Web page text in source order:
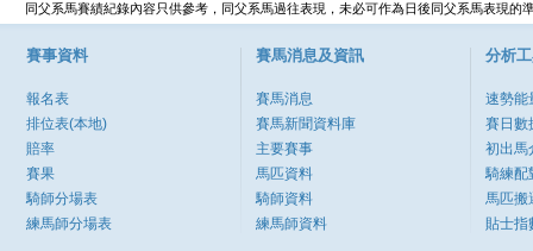
同父系馬賽績紀錄內容只供參考，同父系馬過往表現，未必可作為日後同父系馬表現的
賽事資料
報名表
排位表(本地)
賠率
賽果
騎師分場表
練馬師分場表
賽馬消息及資訊
賽馬消息
賽馬新聞資料庫
主要賽事
馬匹資料
騎師資料
練馬師資料
分析
速勢能
賽日數
初出馬
騎練配
馬匹搬
貼士指